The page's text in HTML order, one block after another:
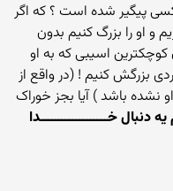
کسی پیگیر شده است ؟ که اگر
و او را بزرگ کنیم بدون
کوچکترین اسیبی که به او
بزرگش کنیم ! (در واقع از
باشد ) آیا بجز خوراک
خـــــــــــــــــــدا